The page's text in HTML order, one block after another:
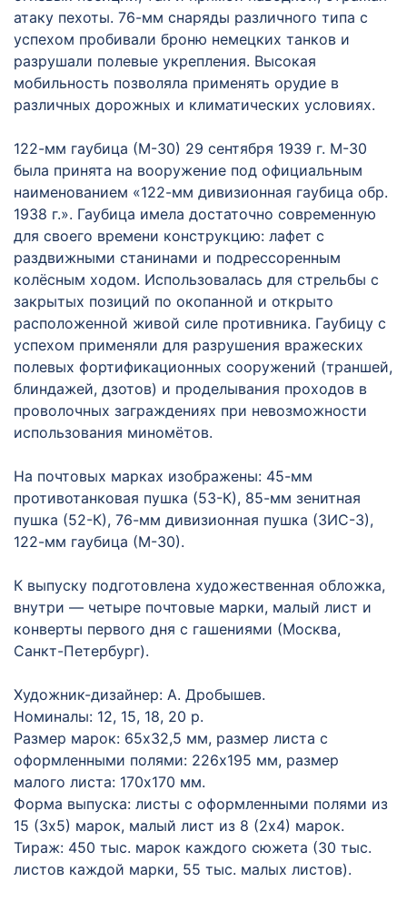
атаку пехоты. 76-мм снаряды различного типа с
успехом пробивали броню немецких танков и
разрушали полевые укрепления. Высокая
мобильность позволяла применять орудие в
различных дорожных и климатических условиях.
122-мм гаубица (М-30) 29 сентября 1939 г. М-30
была принята на вооружение под официальным
наименованием «122-мм дивизионная гаубица обр.
1938 г.». Гаубица имела достаточно современную
для своего времени конструкцию: лафет с
раздвижными станинами и подрессоренным
колёсным ходом. Использовалась для стрельбы с
закрытых позиций по окопанной и открыто
расположенной живой силе противника. Гаубицу с
успехом применяли для разрушения вражеских
полевых фортификационных сооружений (траншей,
блиндажей, дзотов) и проделывания проходов в
проволочных заграждениях при невозможности
использования миномётов.
На почтовых марках изображены: 45-мм
противотанковая пушка (53-К), 85-мм зенитная
пушка (52-К), 76-мм дивизионная пушка (ЗИС-3),
122-мм гаубица (М-30).
К выпуску подготовлена художественная обложка,
внутри — четыре почтовые марки, малый лист и
конверты первого дня с гашениями (Москва,
Санкт-Петербург).
Художник-дизайнер: А. Дробышев.
Номиналы: 12, 15, 18, 20 р.
Размер марок: 65х32,5 мм, размер листа с
оформленными полями: 226х195 мм, размер
малого листа: 170х170 мм.
Форма выпуска: листы с оформленными полями из
15 (3х5) марок, малый лист из 8 (2х4) марок.
Тираж: 450 тыс. марок каждого сюжета (30 тыс.
листов каждой марки, 55 тыс. малых листов).